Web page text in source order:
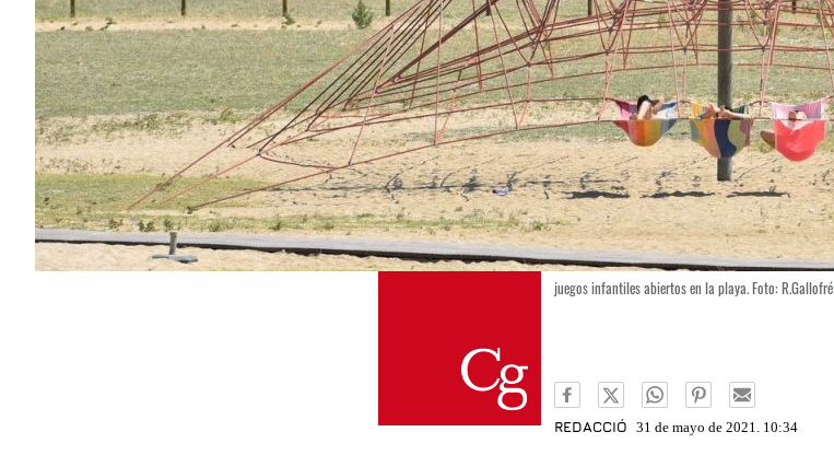
juegos infantiles abiertos en la playa. Foto: R.Gallofré
REDACCIÓ 31 de mayo de 2021. 10:34